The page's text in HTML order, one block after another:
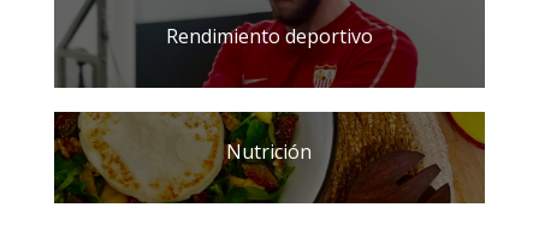
Rendimiento deportivo
Nutrición